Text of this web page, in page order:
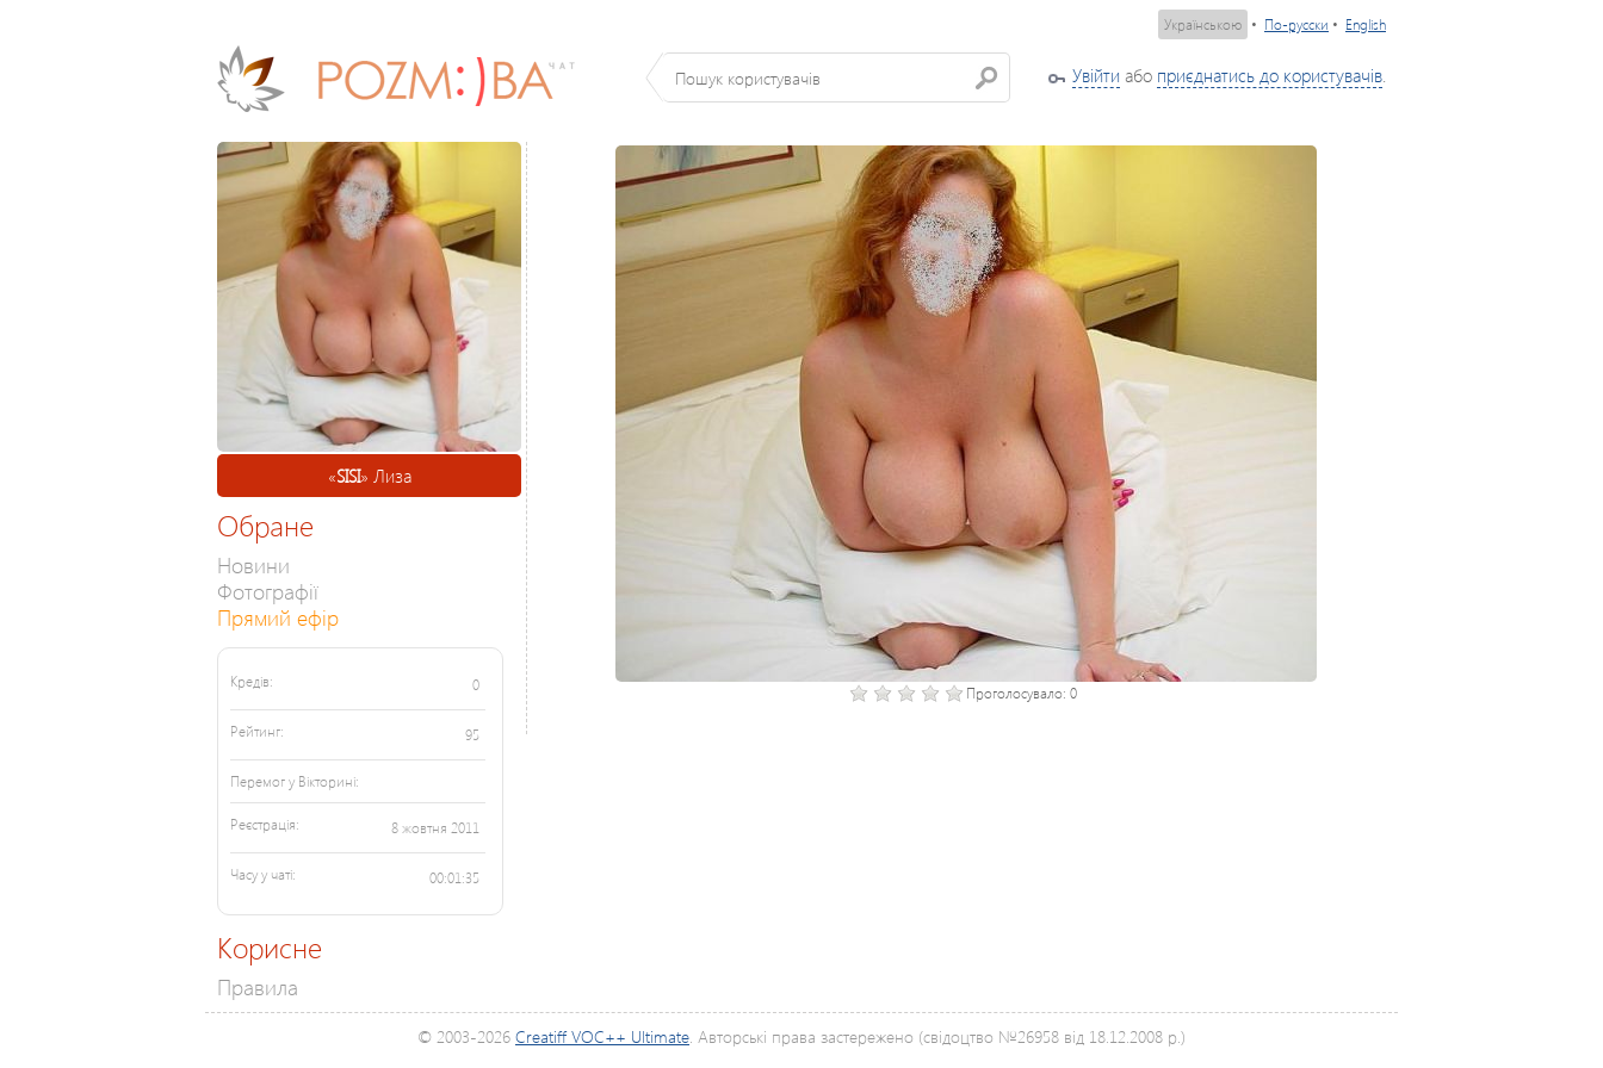
Українською • По-русски • English
Увійти або приєднатись до користувачів.
«SISI» Лиза
Обране
Новини
Фотографії
Прямий ефір
Кредів: 0
Рейтинг: 95
Перемог у Вікторині:
Реєстрація: 8 жовтня 2011
Часу у чаті: 00:01:35
Корисне
Правила
Проголосувало: 0
© 2003-2026 Creatiff VOC++ Ultimate. Авторські права застережено (свідоцтво №26958 від 18.12.2008 р.)